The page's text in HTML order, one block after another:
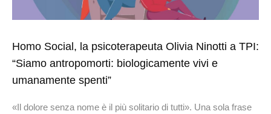
Homo Social, la psicoterapeuta Olivia Ninotti a TPI:
“Siamo antropomorti: biologicamente vivi e
umanamente spenti”
«Il dolore senza nome è il più solitario di tutti». Una sola frase